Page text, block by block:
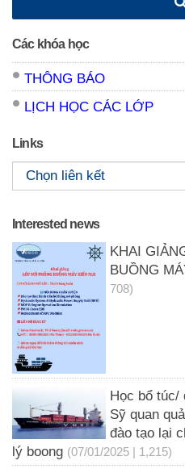
Các khóa học
THÔNG BÁO
LỊCH HỌC CÁC LỚP
Links
Interested news
KHAI
BUỒNG
708)
Học bổ túc/
Sỹ quan
đào tạo lại
lý boong (07/01/2025 | 1,215)